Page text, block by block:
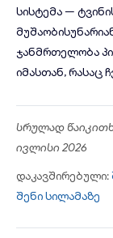
სისტემა —
ჯანმრთელობა
იმასთან, რასაც
სრულად
ივლისი 2026
დაკავშირებული:
შენი სილამაზე